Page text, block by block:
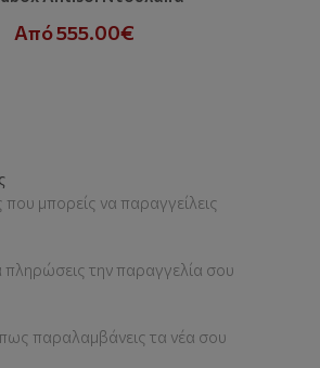
Από 555.00€
μπορείς να παραγγείλεις
την παραγγελία σου
παραλαμβάνεις τα νέα σου